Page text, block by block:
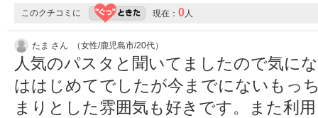
このクチコミに 現在： 0人
たま さん （女性/鹿児島市/20代）
人気のパスタと聞いてましたので気に
ははじめてでしたが今までにないもっ
まりとした雰囲気も好きです。また利